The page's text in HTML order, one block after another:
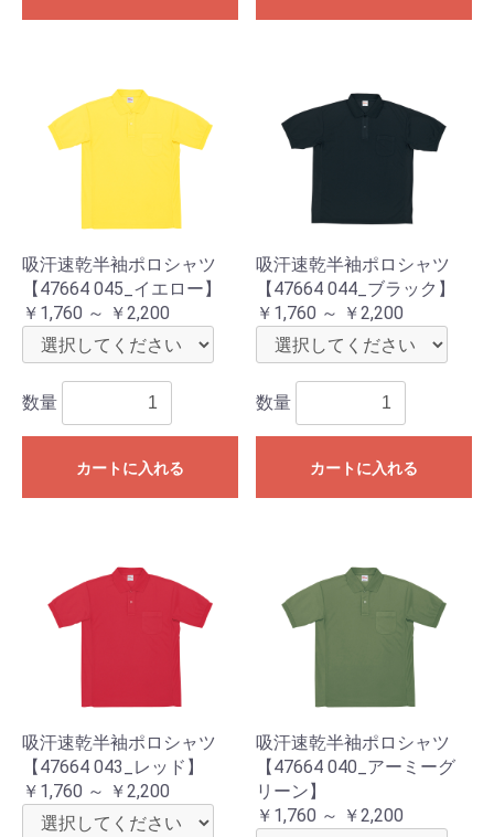
吸汗速乾半袖ポロシャツ
【47664 045_イエロー】
￥1,760 ～ ￥2,200
数量
カートに入れる
吸汗速乾半袖ポロシャツ
【47664 044_ブラック】
￥1,760 ～ ￥2,200
数量
カートに入れる
吸汗速乾半袖ポロシャツ
【47664 043_レッド】
￥1,760 ～ ￥2,200
吸汗速乾半袖ポロシャツ
【47664 040_アーミーグ
リーン】
￥1,760 ～ ￥2,200